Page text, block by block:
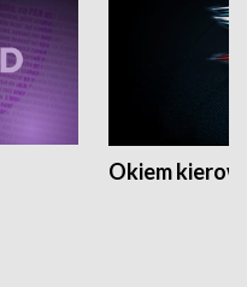
Okiem